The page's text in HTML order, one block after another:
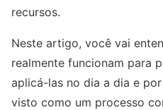
recursos.
Neste artigo, você vai
realmente funcionam para
aplicá-las no dia a dia e
visto como um processo